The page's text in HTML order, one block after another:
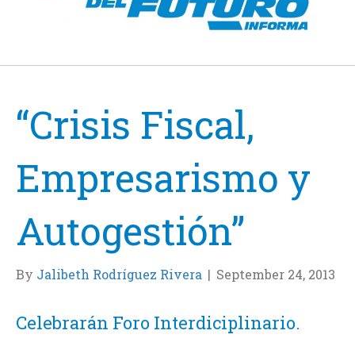
“Crisis Fiscal,
Empresarismo y
Autogestión”
By Jalibeth Rodríguez Rivera | September 24, 2013
Celebrarán Foro Interdiciplinario.